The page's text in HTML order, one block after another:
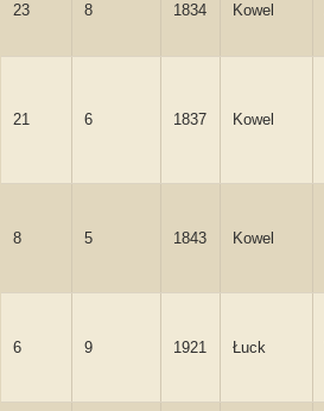
23 8 1834 Kowel
21 6 1837 Kowel
8 5 1843 Kowel
6 9 1921 Łuck